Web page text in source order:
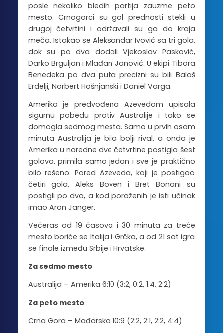
posle nekoliko bledih partija zauzme peto
mesto. Crnogorci su gol prednosti stekli u
drugoj četvrtini i održavali su ga do kraja
meča. Istakao se Aleksandar Ivović sa tri gola,
dok su po dva dodali Vjekoslav Pasković,
Darko Brguljan i Mlađan Janović. U ekipi Tibora
Benedeka po dva puta precizni su bili Balaš
Erdelji, Norbert Hošnjanski i Daniel Varga.
Amerika je predvođena Azevedom upisala
sigurnu pobedu protiv Australije i tako se
domogla sedmog mesta. Samo u prvih osam
minuta Australija je bila bolji rival, a onda je
Amerika u naredne dve četvrtine postigla šest
golova, primila samo jedan i sve je praktično
bilo rešeno. Pored Azeveda, koji je postigao
četiri gola, Aleks Boven i Bret Bonani su
postigli po dva, a kod poraženih je isti učinak
imao Aron Janger.
Večeras od 19 časova i 30 minuta za treće
mesto boriće se Italija i Grčka, a od 21 sat igra
se finale između Srbije i Hrvatske.
Za sedmo mesto
Australija – Amerika 6:10 (3:2, 0:2, 1:4, 2:2)
Za peto mesto
Crna Gora – Mađarska 10:9 (2:2, 2:1, 2:2, 4:4)